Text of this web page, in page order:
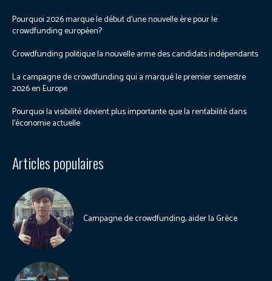
Pourquoi 2026 marque le début d’une nouvelle ère pour le
crowdfunding européen?
Crowdfunding politique la nouvelle arme des candidats indépendants
La campagne de crowdfunding qui a marqué le premier semestre
2026 en Europe
Pourquoi la visibilité devient plus importante que la rentabilité dans
l’économie actuelle
Articles populaires
Campagne de crowdfunding, aider la Grèce